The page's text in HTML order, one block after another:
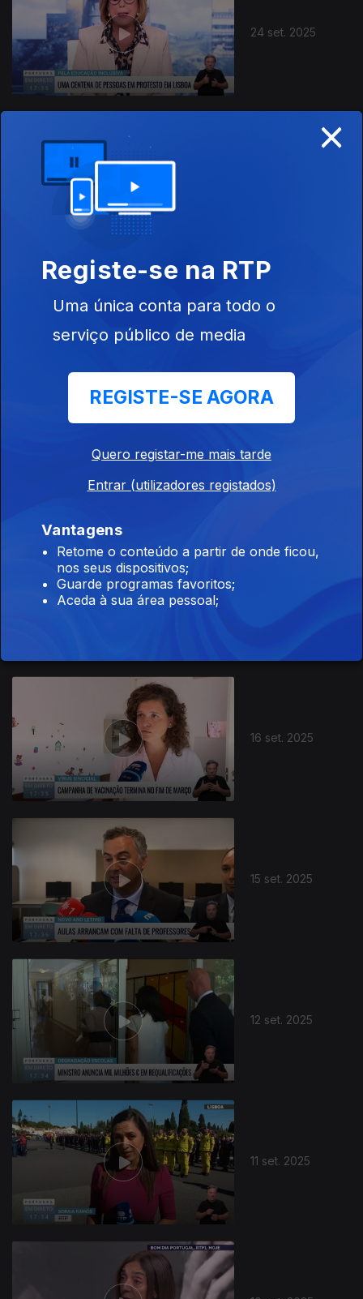
24 set. 2025
22 set. 2025
19 set. 2025
16 set. 2025
15 set. 2025
12 set. 2025
11 set. 2025
×
Registe-se na RTP
Uma única conta para todo o
serviço público de media
REGISTE-SE AGORA
Quero registar-me mais tarde
Entrar (utilizadores registados)
Vantagens
Retome o conteúdo a partir de onde ficou,
nos seus dispositivos;
Guarde programas favoritos;
Aceda à sua área pessoal;